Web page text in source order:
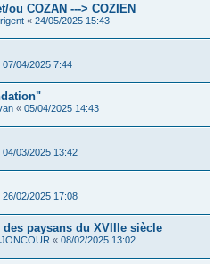
ou COZAN ---> COZIEN
« 24/05/2025 15:43
07/04/2025 7:44
« 05/04/2025 14:43
04/03/2025 13:42
26/02/2025 17:08
paysans du XVIIIe siècle
« 08/02/2025 13:02